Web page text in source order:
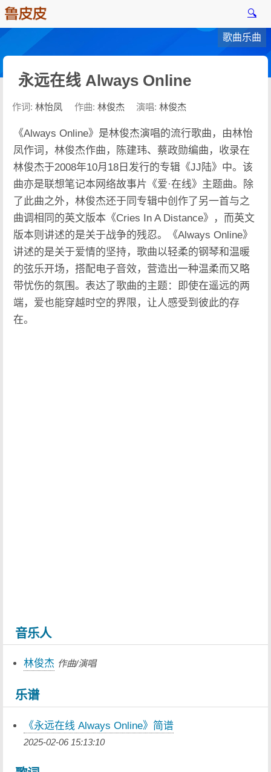
🔍
歌曲乐曲
永远在线 Always Online
作词: 林怡凤 作曲: 林俊杰 演唱: 林俊杰
《Always Online》是林俊杰演唱的流行歌曲，由林怡
凤作词，林俊杰作曲，陈建玮、蔡政勋编曲，收录在
林俊杰于2008年10月18日发行的专辑《JJ陆》中。该
曲亦是联想笔记本网络故事片《爱·在线》主题曲。除
了此曲之外，林俊杰还于同专辑中创作了另一首与之
曲调相同的英文版本《Cries In A Distance》，而英文
版本则讲述的是关于战争的残忍。《Always Online》
讲述的是关于爱情的坚持，歌曲以轻柔的钢琴和温暖
的弦乐开场，搭配电子音效，营造出一种温柔而又略
带忧伤的氛围。表达了歌曲的主题：即使在遥远的两
端，爱也能穿越时空的界限，让人感受到彼此的存
在。
音乐人
林俊杰 作曲/演唱
乐谱
《永远在线 Always Online》简谱
2025-02-06 15:13:10